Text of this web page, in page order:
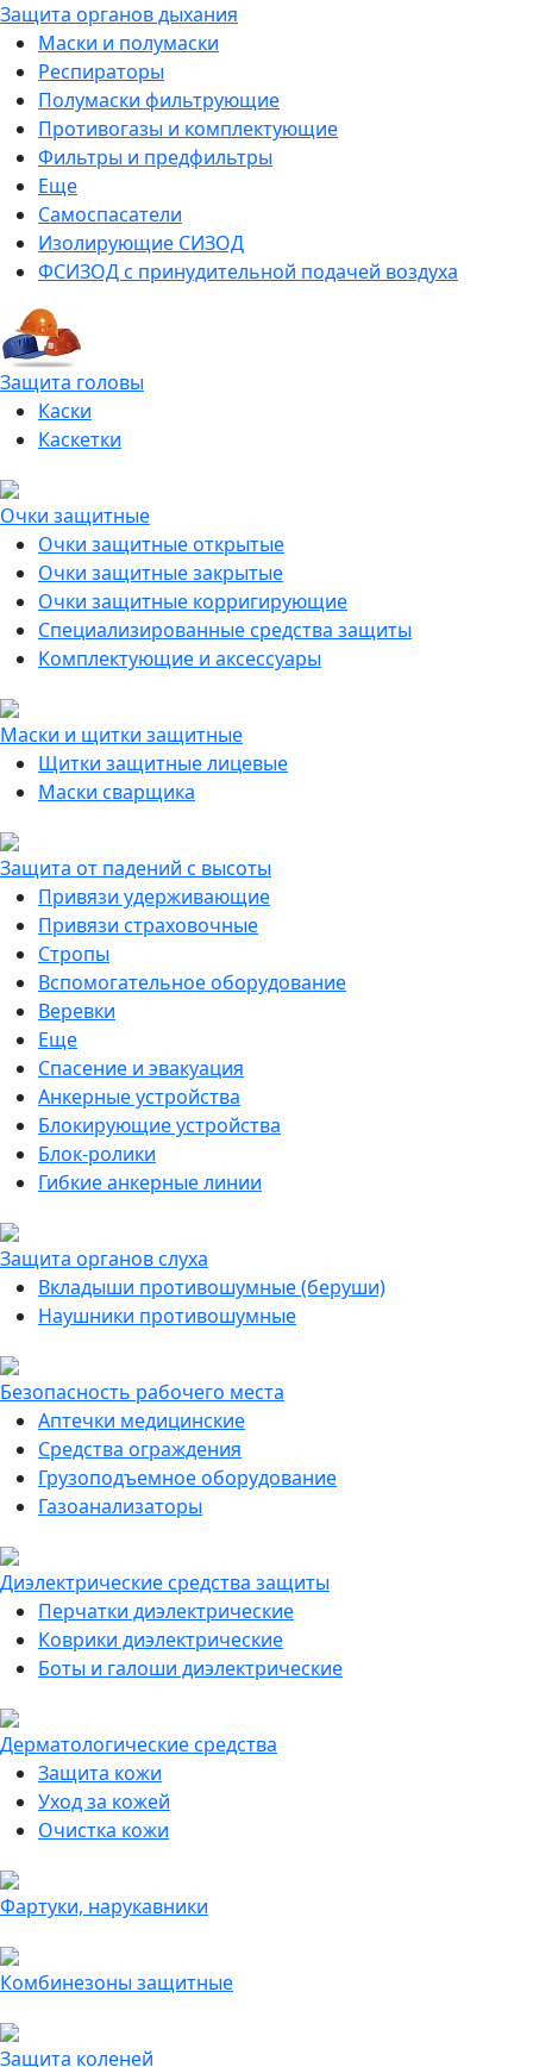
Защита органов дыхания
Маски и полумаски
Респираторы
Полумаски фильтрующие
Противогазы и комплектующие
Фильтры и предфильтры
Еще
Самоспасатели
Изолирующие СИЗОД
ФСИЗОД с принудительной подачей воздуха
Защита головы
Каски
Каскетки
Очки защитные
Очки защитные открытые
Очки защитные закрытые
Очки защитные корригирующие
Специализированные средства защиты
Комплектующие и аксессуары
Маски и щитки защитные
Щитки защитные лицевые
Маски сварщика
Защита от падений с высоты
Привязи удерживающие
Привязи страховочные
Стропы
Вспомогательное оборудование
Веревки
Еще
Спасение и эвакуация
Анкерные устройства
Блокирующие устройства
Блок-ролики
Гибкие анкерные линии
Защита органов слуха
Вкладыши противошумные (беруши)
Наушники противошумные
Безопасность рабочего места
Аптечки медицинские
Средства ограждения
Грузоподъемное оборудование
Газоанализаторы
Диэлектрические средства защиты
Перчатки диэлектрические
Коврики диэлектрические
Боты и галоши диэлектрические
Дерматологические средства
Защита кожи
Уход за кожей
Очистка кожи
Фартуки, нарукавники
Комбинезоны защитные
Защита коленей